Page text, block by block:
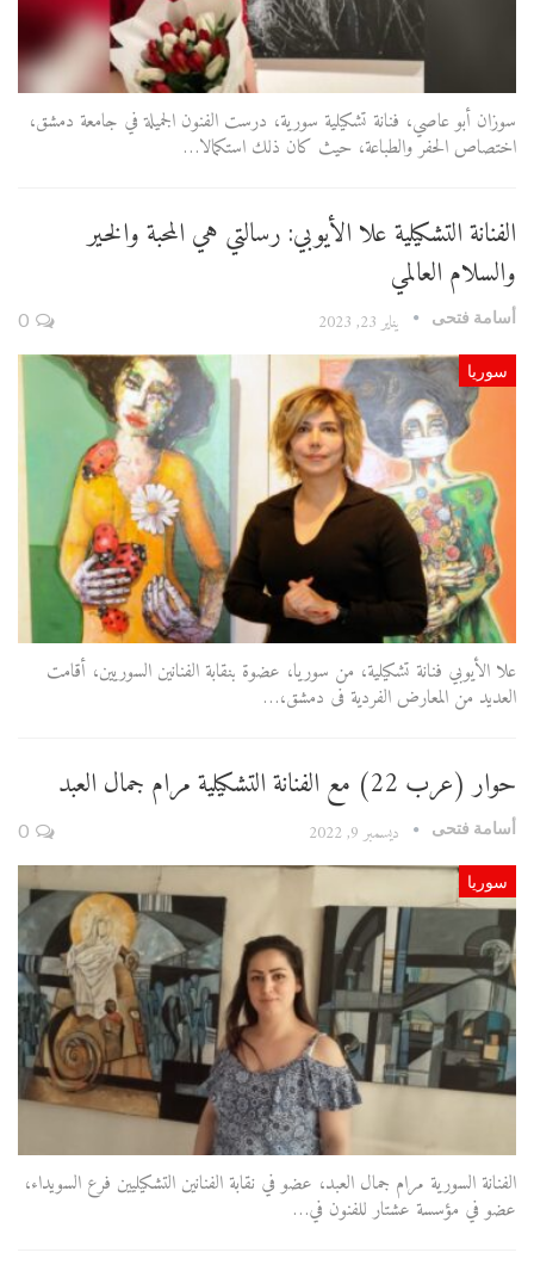
سوزان أبو عاصي، فنانة تشكيلية سورية، درست الفنون الجميلة في جامعة دمشق،
اختصاص الحفر والطباعة، حيث كان ذلك استكمالا…
الفنانة التشكيلية علا الأيوبي: رسالتي هي المحبة والخير
والسلام العالمي
أسامة فتحى يناير 23, 2023
سوريا
علا الأيوبي فنانة تشكيلية، من سوريا، عضوة بنقابة الفنانين السوريين، أقامت
العديد من المعارض الفردية فى دمشق،…
حوار (عرب 22) مع الفنانة التشكيلية مرام جمال العبد
أسامة فتحى ديسمبر 9, 2022
سوريا
الفنانة السورية مرام جمال العبد، عضو في نقابة الفنانين التشكيليين فرع السويداء،
عضو في مؤسسة عشتار للفنون في…